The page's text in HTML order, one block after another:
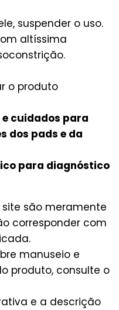
suspender o uso.
altíssima
o produto
cuidados para
dos pads e da
para diagnóstico
são meramente
corresponder com
manuseio e
produto, consulte o
e a descrição